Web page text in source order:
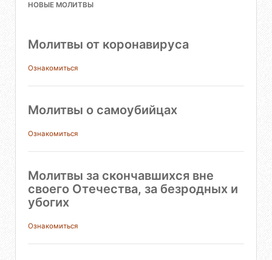
НОВЫЕ МОЛИТВЫ
Молитвы от коронавируса
Ознакомиться
Молитвы о самоубийцах
Ознакомиться
Молитвы за скончавшихся вне
своего Отечества, за безродных и
убогих
Ознакомиться